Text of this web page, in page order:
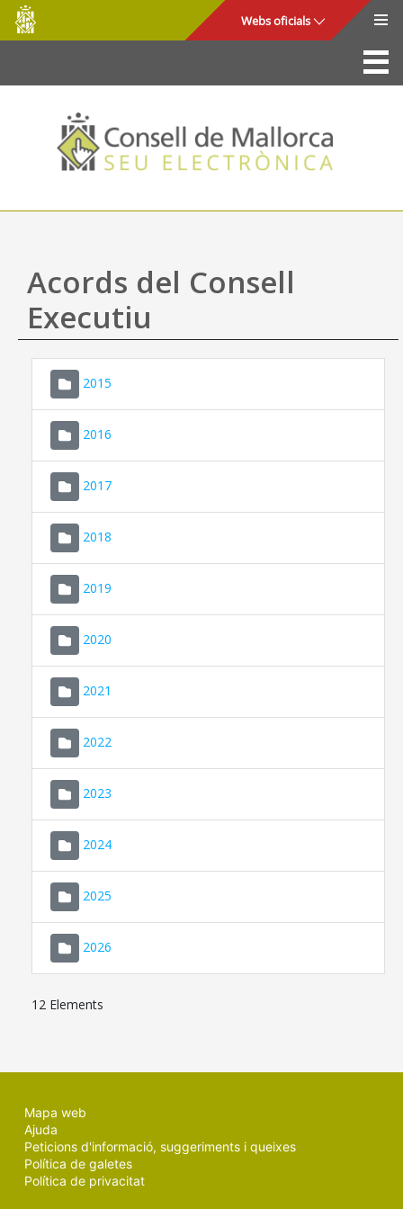
Salta al contingut principal
Consell
de
Mallorca
Webs oficials
La Seu
Consell de Mallorca
Accés i seguretat
Utilitats
Ajuda
Acords del Consell
Executiu
2015
2016
2017
2018
2019
2020
2021
2022
2023
2024
2025
2026
12 Elements
Mapa web
Ajuda
Peticions d'informació, suggeriments i queixes
Política de galetes
Política de privacitat